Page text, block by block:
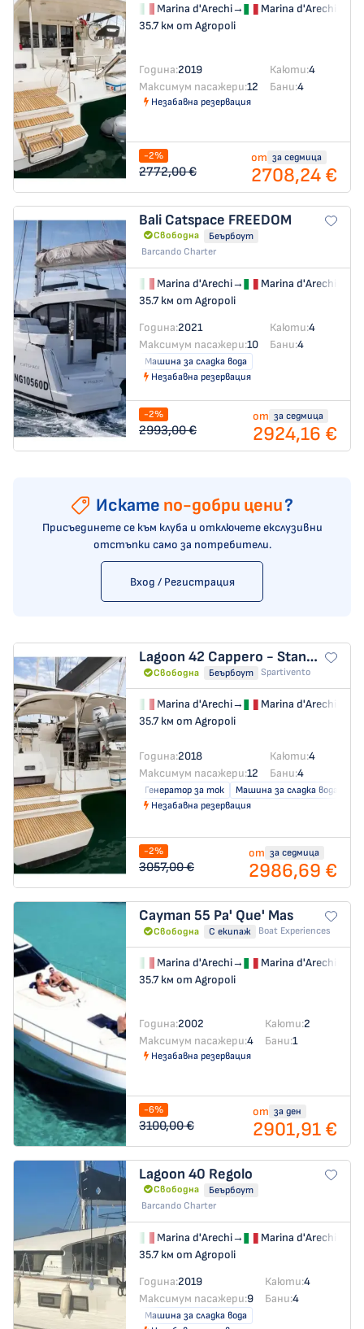
Marina d'Arechi→
Marina d'Arechi
35.7 км от Agropoli
Година:2019 Каюти:4
Максимум пасажери:12 Бани:4
Незабавна резервация
-2%
2772,00 €
от за седмица
2708,24 €
Bali Catspace FREEDOM
Свободна
Беърбоут
Barcando Charter
Marina d'Arechi→
Marina d'Arechi
35.7 км от Agropoli
Година:2021 Каюти:4
Максимум пасажери:10 Бани:4
Машина за сладка вода
Незабавна резервация
-2%
2993,00 €
от за седмица
2924,16 €
Искате по-добри цени?
Присъединете се към клуба и отключете екслузивни
отстъпки само за потребители.
Вход / Регистрация
Lagoon 42 Cappero - Standard line
Свободна Беърбоут Spartivento
Marina d'Arechi→
Marina d'Arechi
35.7 км от Agropoli
Година:2018 Каюти:4
Максимум пасажери:12 Бани:4
Генератор за ток Машина за сладка вода
Незабавна резервация
-2%
3057,00 €
от за седмица
2986,69 €
Cayman 55 Pa' Que' Mas
Свободна С екипаж Boat Experiences
Marina d'Arechi→
Marina d'Arechi
35.7 км от Agropoli
Година:2002 Каюти:2
Максимум пасажери:4 Бани:1
Незабавна резервация
-6%
3100,00 €
от за ден
2901,91 €
Lagoon 40 Regolo
Свободна
Беърбоут
Barcando Charter
Marina d'Arechi→
Marina d'Arechi
35.7 км от Agropoli
Година:2019 Каюти:4
Максимум пасажери:9 Бани:4
Машина за сладка вода